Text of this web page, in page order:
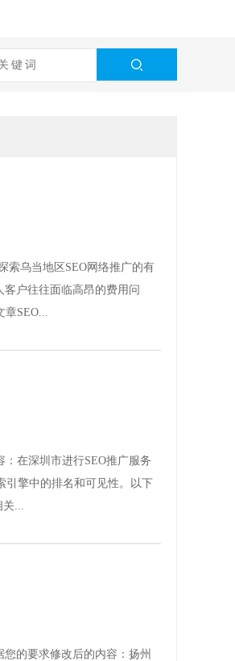
索乌当地区SEO网络推广的有
户往往面临高昂的费用问
SEO...
在深圳市进行SEO推广服务
引擎中的排名和可见性。以下
...
的要求修改后的内容：扬州